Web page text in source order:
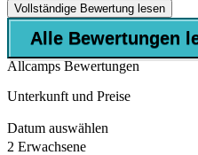
Vollständige Bewertung lesen
Alle Bewertungen
Allcamps Bewertungen
Unterkunft und Preise
Datum auswählen
2 Erwachsene